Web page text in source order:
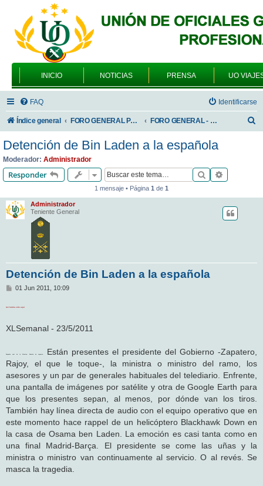
INICIO NOTICIAS PRENSA UO
FAQ Identificarse
Índice general FORO GENERAL PARA TODOS LOS USUARIOS FORO GENERAL - SONRIA, POR FAVOR
r
Detención de Bin Laden a la española
Moderador: Administrador
Responder Buscar
1 mensaje • Página 1 de 1
Administrador
Teniente General
Detención de Bin Laden a la española
M
s
j
e
01 Jun 2011, 10:09
Así habría sido aquí
XLSemanal - 23/5/2011
Despacho oval de la Moncloa. Reunión de urgencia.
Están presentes el presidente del Gobierno -Zapatero,
Rajoy, el que le toque-, la ministra o ministro del ramo, los
asesores y un par de generales habituales del telediario. Enfrente,
una pantalla de imágenes por satélite y otra de Google Earth para
que los presentes sepan, al menos, por dónde van los tiros.
También hay línea directa de audio con el equipo operativo que en
este momento hace rappel de un helicóptero Blackhawk Down en
la casa de Osama ben Laden. La emoción es casi tanta como en
una final Madrid-Barça. El presidente se come las uñas y la
ministra o ministro van continuamente al servicio. O al revés. Se
masca la tragedia.